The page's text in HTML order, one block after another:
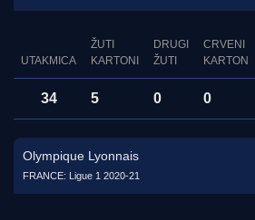
UTAKMICA
ŽUTI
KARTONI
DRUGI
ŽUTI
CRVENI
KARTON
34 5 0 0
Olympique Lyonnais
FRANCE: Ligue 1 2020-21